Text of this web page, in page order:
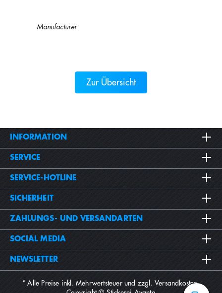
Manufacturer
Zur Übersicht
INFORMATION
SERVICE
SERVICE-HOTLINE
SICHERHEIT
ZAHLUNGS- UND VERSANDARTEN
SOCIAL MEDIA
NEWSLETTER
* Alle Preise inkl. Mehrwertsteuer und zzgl.Versandkosten.